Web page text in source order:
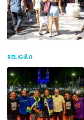
RELIGIÃO